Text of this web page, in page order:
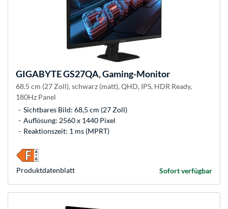
GIGABYTEGS27QA, Gaming-Monitor
68.5 cm (27 Zoll), schwarz (matt), QHD, IPS, HDR Ready,
180Hz Panel
Sichtbares Bild: 68,5 cm (27 Zoll)
Auflösung: 2560 x 1440 Pixel
Reaktionszeit: 1 ms (MPRT)
Sofort verfügbar
Produkt­datenblatt